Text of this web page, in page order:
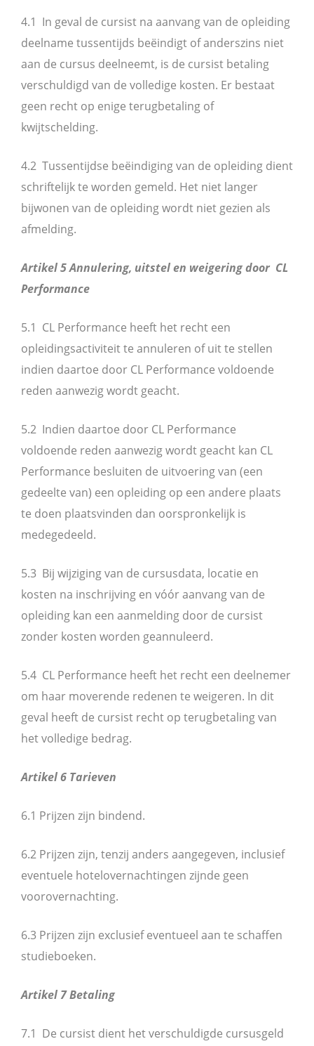
4.1 In geval de cursist na aanvang van de opleiding
deelname tussentijds beëindigt of anderszins niet
aan de cursus deelneemt, is de cursist betaling
verschuldigd van de volledige kosten. Er bestaat
geen recht op enige terugbetaling of
kwijtschelding.
4.2 Tussentijdse beëindiging van de opleiding dient
schriftelijk te worden gemeld. Het niet langer
bijwonen van de opleiding wordt niet gezien als
afmelding.
Artikel 5 Annulering, uitstel en weigering door CL
Performance
5.1 CL Performance heeft het recht een
opleidingsactiviteit te annuleren of uit te stellen
indien daartoe door CL Performance voldoende
reden aanwezig wordt geacht.
5.2 Indien daartoe door CL Performance
voldoende reden aanwezig wordt geacht kan CL
Performance besluiten de uitvoering van (een
gedeelte van) een opleiding op een andere plaats
te doen plaatsvinden dan oorspronkelijk is
medegedeeld.
5.3 Bij wijziging van de cursusdata, locatie en
kosten na inschrijving en vóór aanvang van de
opleiding kan een aanmelding door de cursist
zonder kosten worden geannuleerd.
5.4 CL Performance heeft het recht een deelnemer
om haar moverende redenen te weigeren. In dit
geval heeft de cursist recht op terugbetaling van
het volledige bedrag.
Artikel 6 Tarieven
6.1 Prijzen zijn bindend.
6.2 Prijzen zijn, tenzij anders aangegeven, inclusief
eventuele hotelovernachtingen zijnde geen
voorovernachting.
6.3 Prijzen zijn exclusief eventueel aan te schaffen
studieboeken.
Artikel 7 Betaling
7.1 De cursist dient het verschuldigde cursusgeld